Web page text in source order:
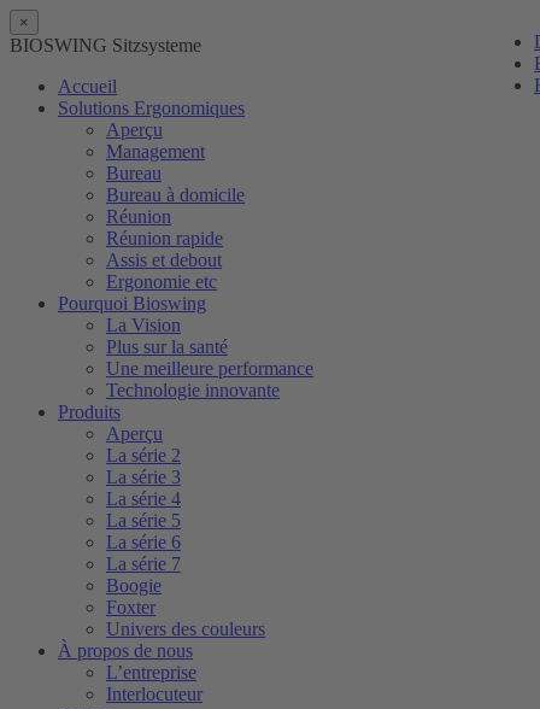
×
BIOSWING Sitzsysteme
Accueil
Solutions Ergonomiques
Aperçu
Management
Bureau
Bureau à domicile
Réunion
Réunion rapide
Assis et debout
Ergonomie etc
Pourquoi Bioswing
La Vision
Plus sur la santé
Une meilleure performance
Technologie innovante
Produits
Aperçu
La série 2
La série 3
La série 4
La série 5
La série 6
La série 7
Boogie
Foxter
Univers des couleurs
À propos de nous
L’entreprise
Interlocuteur